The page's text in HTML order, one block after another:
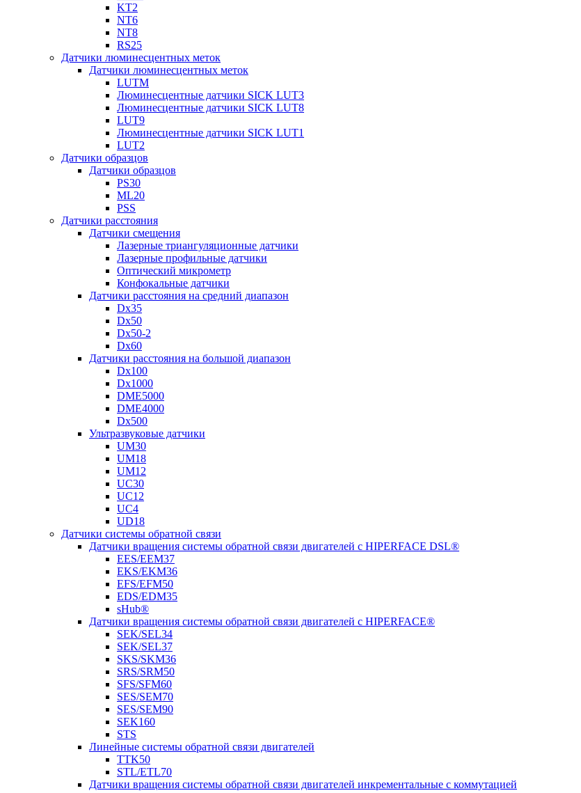
KT2
NT6
NT8
RS25
Датчики люминесцентных меток
Датчики люминесцентных меток
LUTM
Люминесцентные датчики SICK LUT3
Люминесцентные датчики SICK LUT8
LUT9
Люминесцентные датчики SICK LUT1
LUT2
Датчики образцов
Датчики образцов
PS30
ML20
PSS
Датчики расстояния
Датчики смещения
Лазерные триангуляционные датчики
Лазерные профильные датчики
Оптический микрометр
Конфокальные датчики
Датчики расстояния на средний диапазон
Dx35
Dx50
Dx50-2
Dx60
Датчики расстояния на большой диапазон
Dx100
Dx1000
DME5000
DME4000
Dx500
Ультразвуковые датчики
UM30
UM18
UM12
UC30
UC12
UC4
UD18
Датчики системы обратной связи
Датчики вращения системы обратной связи двигателей с HIPERFACE DSL®
EES/EEM37
EKS/EKM36
EFS/EFM50
EDS/EDM35
sHub®
Датчики вращения системы обратной связи двигателей с HIPERFACE®
SEK/SEL34
SEK/SEL37
SKS/SKM36
SRS/SRM50
SFS/SFM60
SES/SEM70
SES/SEM90
SEK160
STS
Линейные системы обратной связи двигателей
TTK50
STL/ETL70
Датчики вращения системы обратной связи двигателей инкрементальные с коммутацией